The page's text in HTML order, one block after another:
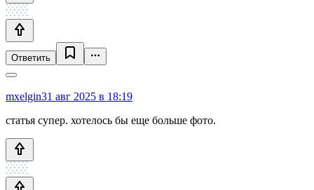
Ответить
mxelgin31 авг 2025 в 18:19
статья супер. хотелось бы еще больше фото.